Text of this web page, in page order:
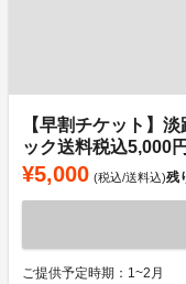
【早割チケット】
ック送料税込5,000円
¥5,000 (税込/送料込)残
ご提供予定時期：1~2月